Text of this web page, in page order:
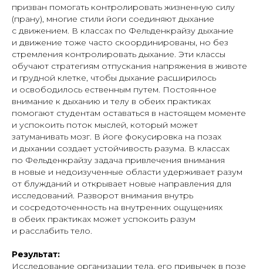
призван помогать контролировать жизненную силу
(прану), многие стили йоги соединяют дыхание
с движением. В классах по Фельденкрайзу дыхание
и движение тоже часто скоординированы, но без
стремления контролировать дыхание. Эти классы
обучают стратегиям отпускания напряжения в животе
и грудной клетке, чтобы дыхание расширилось
и освободилось ественным путем. Постоянное
внимание к дыханию и телу в обеих практиках
помогают студентам оставаться в настоящем моменте
и успокоить поток мыслей, который может
затуманивать мозг. В йоге фокусировка на позах
и дыхании создает устойчивость разума. В классах
по Фельденкрайзу задача привлечения внимания
в новые и недоизученные области удерживает разум
от блужданий и открывает новые направления для
исследований. Разворот внимания внутрь
и сосредоточенность на внутренних ощущениях
в обеих практиках может успокоить разум
и расслабить тело.
Результат:
Исследование организации тела, его привычек в позе